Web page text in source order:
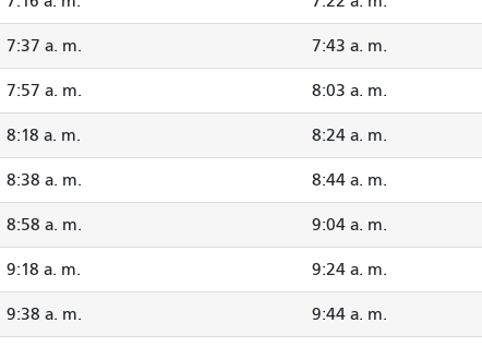
7:37 a. m. 7:43 a. m.
7:57 a. m. 8:03 a. m.
8:18 a. m. 8:24 a. m.
8:38 a. m. 8:44 a. m.
8:58 a. m. 9:04 a. m.
9:18 a. m. 9:24 a. m.
9:38 a. m. 9:44 a. m.